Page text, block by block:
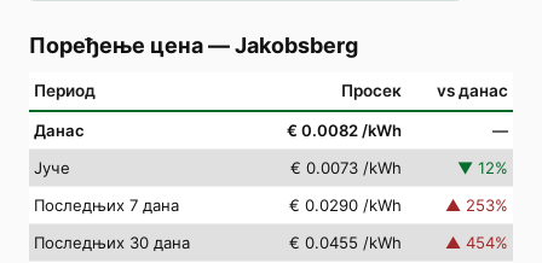
Поређење цена—Jakobsberg
Период Просек vs данас
Данас € 0.0082 /kWh
—
Јуче
€ 0.0073 /kWh ▼ 12%
Последњих 7 дана
€ 0.0290 /kWh ▲ 253%
Последњих 30 дана
€ 0.0455 /kWh ▲ 454%